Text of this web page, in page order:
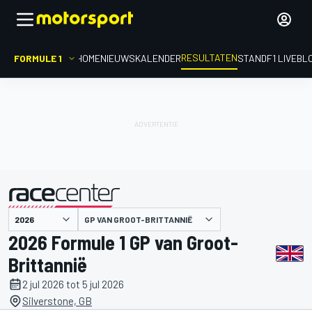
FORMULE 1 HOMENIEUWSKALENDERRESULTATENSTANDF1
gepresenteerd door GP VAN GROOT-BRITTANNIË
2026 Formule 1 GP van Groot-
Brittannië
2 jul 2026 tot 5 jul 2026
Silverstone, GB